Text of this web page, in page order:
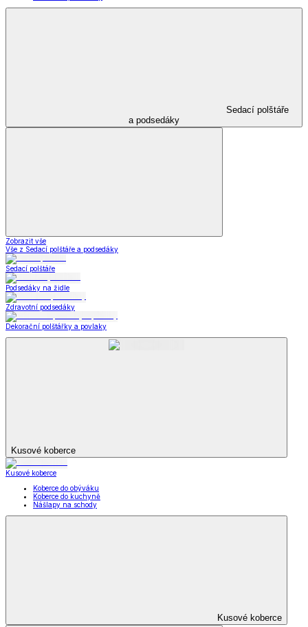
Sedací polštáře
a podsedáky
Zobrazit vše
Vše z Sedací polštáře a podsedáky
Sedací polštáře
Podsedáky na židle
Zdravotní podsedáky
Dekorační polštářky a povlaky
Kusové koberce
Kusové koberce
Koberce do obýváku
Koberce do kuchyně
Nášlapy na schody
Kusové koberce